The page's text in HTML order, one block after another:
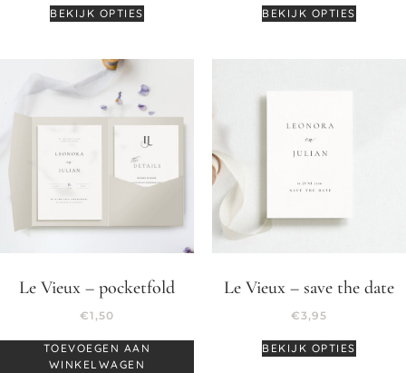
BEKIJK OPTIES BEKIJK OPTIES
Le Vieux – pocketfold
€1,50
TOEVOEGEN AAN
WINKELWAGEN
Le Vieux – save the date
€3,95
BEKIJK OPTIES